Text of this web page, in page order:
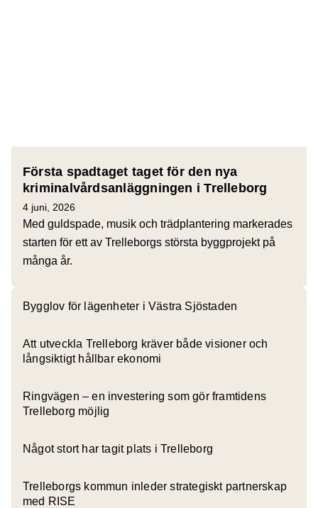
Första spadtaget taget för den nya
kriminalvårdsanläggningen i Trelleborg
4 juni, 2026
Med guldspade, musik och trädplantering markerades
starten för ett av Trelleborgs största byggprojekt på
många år.
Bygglov för lägenheter i Västra Sjöstaden
Att utveckla Trelleborg kräver både visioner och
långsiktigt hållbar ekonomi
Ringvägen – en investering som gör framtidens
Trelleborg möjlig
Något stort har tagit plats i Trelleborg
Trelleborgs kommun inleder strategiskt partnerskap
med RISE